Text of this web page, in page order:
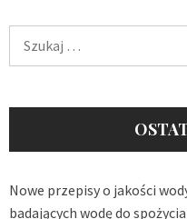
Nowe przepisy o jakości
badających wodę do